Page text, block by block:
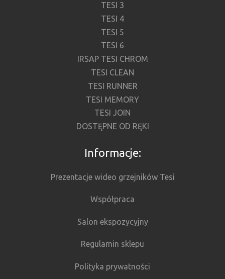
TESI 3
TESI 4
TESI 5
TESI 6
IRSAP TESI CHROM
TESI CLEAN
TESI RUNNER
TESI MEMORY
TESI JOIN
DOSTĘPNE OD RĘKI
Informacje:
Prezentacje wideo grzejników Tesi
Współpraca
Salon ekspozycyjny
Regulamin sklepu
Polityka prywatności